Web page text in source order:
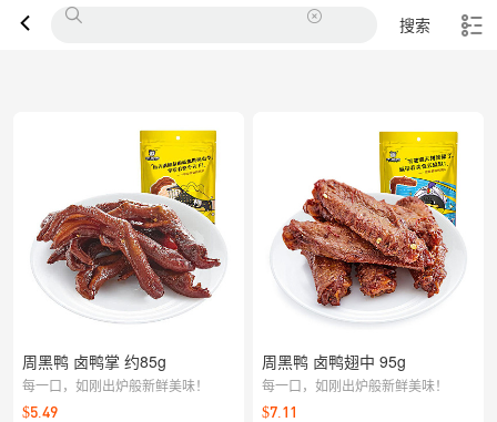
搜索
周黑鸭 卤鸭掌 约85g
每一口，如刚出炉般新鲜美味！
$5.49
周黑鸭 卤鸭翅中 95g
每一口，如刚出炉般新鲜美味！
$7.11